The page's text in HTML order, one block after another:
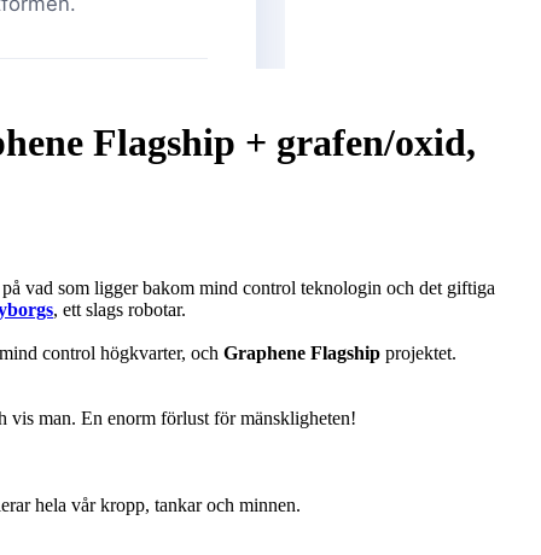
Flagship + grafen/oxid,
vad som ligger bakom mind control teknologin och det giftiga
, ett slags robotar.
control högkvarter, och Graphene Flagship projektet.
man. En enorm förlust för mänskligheten!
hela vår kropp, tankar och minnen.